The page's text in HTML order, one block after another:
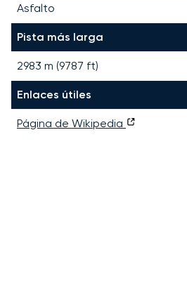
Asfalto
Pista más larga
2983 m (9787 ft)
Enlaces útiles
Página de Wikipedia